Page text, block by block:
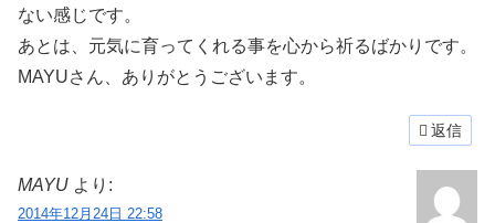
ない感じです。
あとは、元気に育ってくれる事を心から祈るばかりです。
MAYUさん、ありがとうございます。
返信
MAYU より:
2014年12月24日 22:58